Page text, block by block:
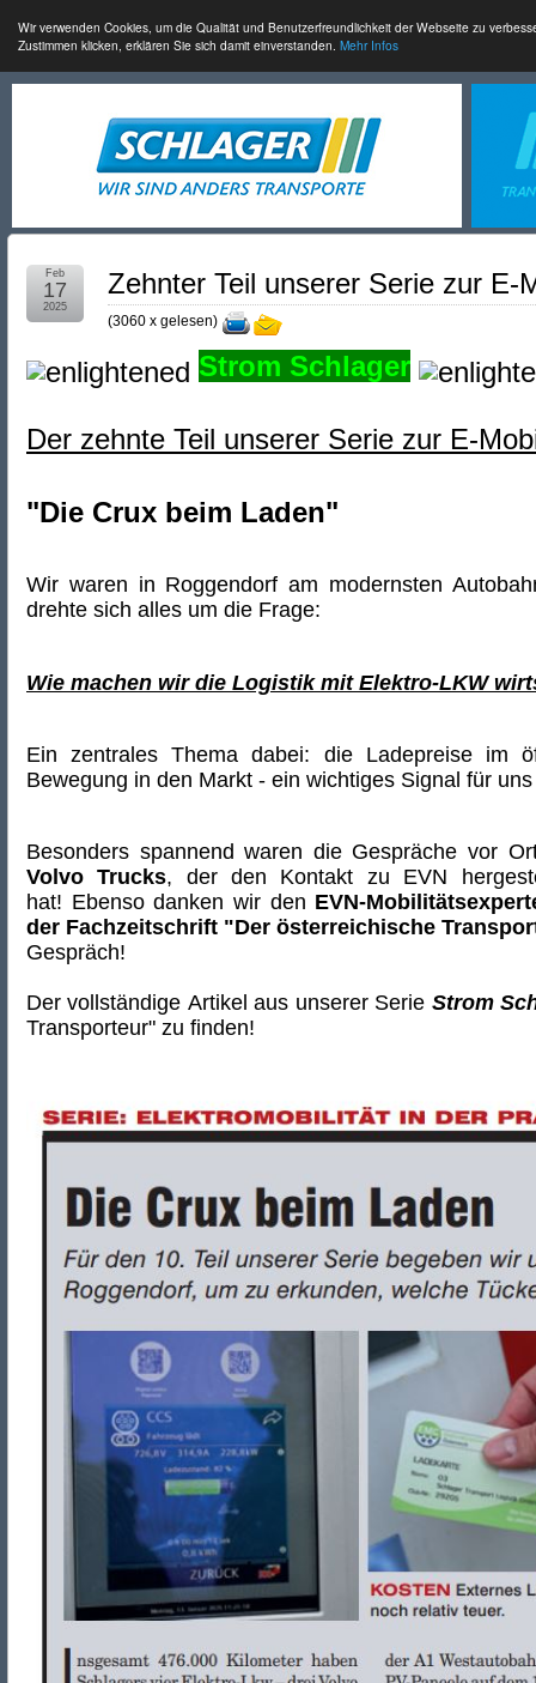
Wir verwenden Cookies, um die Qualität und Benutzerfreundlichkeit der Webseite zu
Zustimmen klicken, erklären Sie sich damit einverstanden. Mehr Infos
Zehnter Teil unserer Serie zur E-
(3060 x gelesen)
Feb
17
2025
Strom Schlager
Der zehnte Teil unserer Serie zur E-
"Die Crux beim Laden"
Wir waren in Roggendorf am modernsten
drehte sich alles um die Frage:
Wie machen wir die Logistik mit Elektro-LKW
Ein zentrales Thema dabei: die Ladepreise im
Bewegung in den Markt - ein wichtiges Signal für
Besonders spannend waren die Gespräche vor
Volvo Trucks, der den Kontakt zu EVN
hat! Ebenso danken wir den EVN-
der Fachzeitschrift "Der österreichische
Gespräch!
Der vollständige Artikel aus unserer Serie Strom
Transporteur" zu finden!